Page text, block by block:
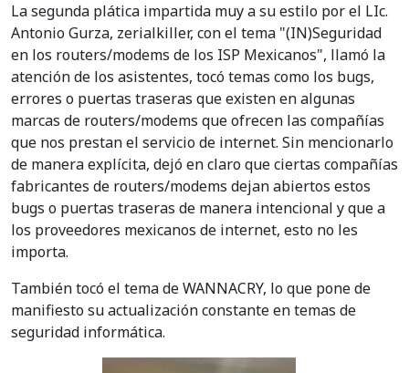
La segunda plática impartida muy a su estilo por el LIc.
Antonio Gurza, zerialkiller, con el tema "(IN)Seguridad
en los routers/modems de los ISP Mexicanos", llamó la
atención de los asistentes, tocó temas como los bugs,
errores o puertas traseras que existen en algunas
marcas de routers/modems que ofrecen las compañías
que nos prestan el servicio de internet. Sin mencionarlo
de manera explícita, dejó en claro que ciertas compañías
fabricantes de routers/modems dejan abiertos estos
bugs o puertas traseras de manera intencional y que a
los proveedores mexicanos de internet, esto no les
importa.
También tocó el tema de WANNACRY, lo que pone de
manifiesto su actualización constante en temas de
seguridad informática.